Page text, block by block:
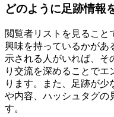
どのように足跡情報
閲覧者リストを見ること
興味を持っているかがあ
示される人がいれば、そ
り交流を深めることで
ります。また、足跡が少
や内容、ハッシュタグの
す。